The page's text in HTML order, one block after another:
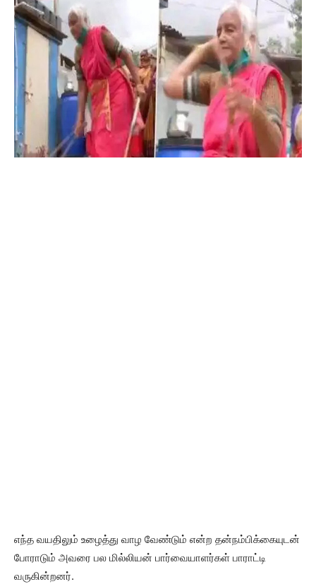
எந்த வயதிலும் உழைத்து வாழ வேண்டும் என்ற தன்நம்பிக்கையுடன்
போராடும் அவரை பல மில்லியன் பார்வையாளர்கள் பாராட்டி
வருகின்றனர்.